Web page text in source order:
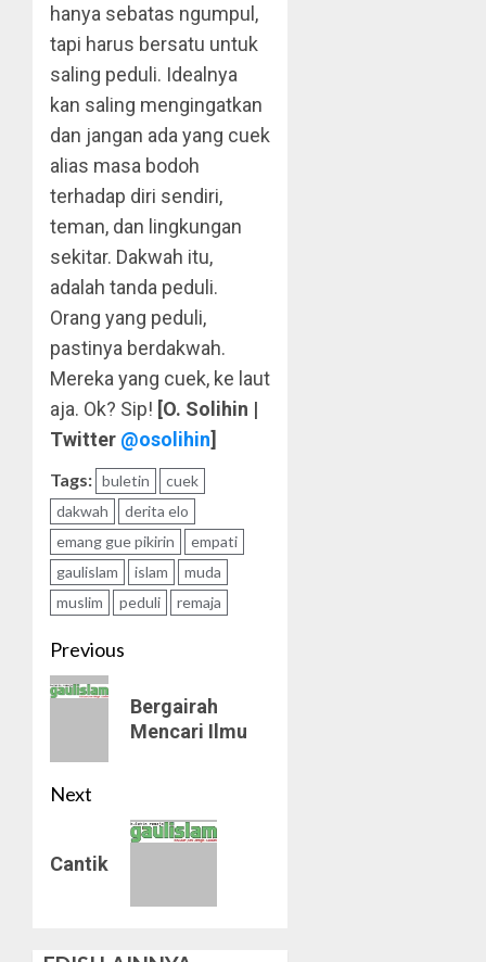
hanya sebatas ngumpul,
tapi harus bersatu untuk
saling peduli. Idealnya
kan saling mengingatkan
dan jangan ada yang cuek
alias masa bodoh
terhadap diri sendiri,
teman, dan lingkungan
sekitar. Dakwah itu,
adalah tanda peduli.
Orang yang peduli,
pastinya berdakwah.
Mereka yang cuek, ke laut
aja. Ok? Sip! [O. Solihin |
Twitter @osolihin]
Tags: buletin
cuek
dakwah
derita elo
emang gue pikirin
empati
gaulislam
islam
muda
muslim
peduli remaja
Post
navigation
Previous
Previous
Bergairah
Mencari Ilmu
Next
post:
Cantik